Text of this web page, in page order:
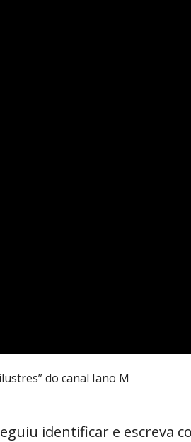
do canal Iano M
identificar e escreva